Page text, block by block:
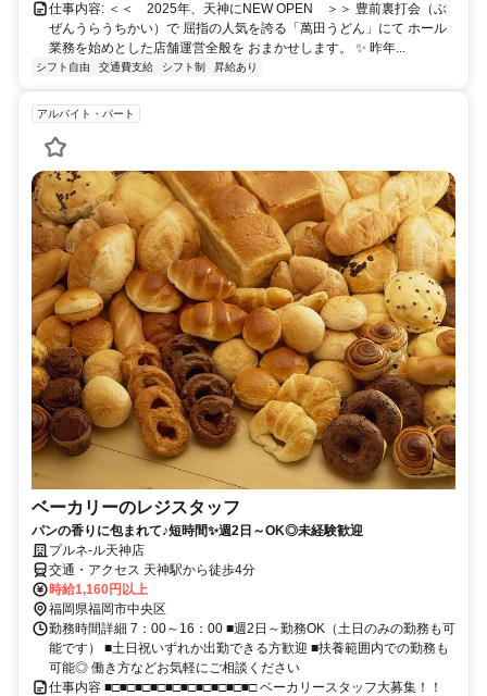
仕事内容: ＜＜ 2025年、天神にNEW OPEN ＞＞ 豊前裏打会（ぶ
ぜんうらうちかい）で 屈指の人気を誇る「萬田うどん」にて ホール
業務を始めとした店舗運営全般を おまかせします。 ✨ 昨年...
シフト自由 交通費支給 シフト制 昇給あり
アルバイト・パート
ベーカリーのレジスタッフ
パンの香りに包まれて♪短時間✨週2日～OK◎未経験歓迎
プルネ-ル天神店
交通・アクセス 天神駅から徒歩4分
時給1,160円以上
福岡県福岡市中央区
勤務時間詳細 7：00～16：00 ■週2日～勤務OK（土日のみの勤務も可
能です） ■土日祝いずれか出勤できる方歓迎 ■扶養範囲内での勤務も
可能◎ 働き方などお気軽にご相談ください
仕事内容 ■□■□■□■□■□■□■□■□■□■□ ベーカリースタッフ大募集！！